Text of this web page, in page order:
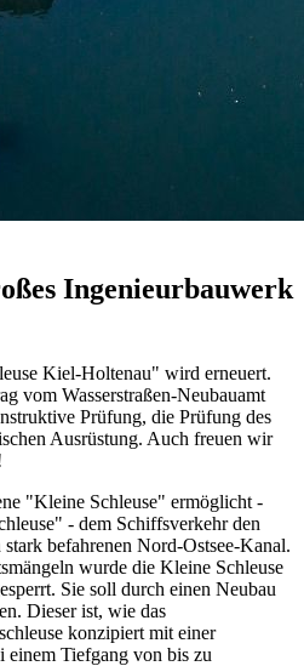
Ingenieurbauwerk
Kiel-Holtenau" wird erneuert.
vom Wasserstraßen-Neubauamt
Prüfung, die Prüfung des
Ausrüstung. Auch freuen wir
"Kleine Schleuse" ermöglicht -
- dem Schiffsverkehr den
befahrenen Nord-Ostsee-Kanal.
wurde die Kleine Schleuse
Sie soll durch einen Neubau
Dieser ist, wie das
konzipiert mit einer
Tiefgang von bis zu